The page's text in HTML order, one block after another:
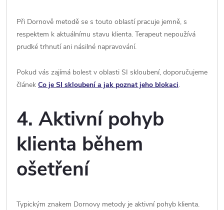
Při Dornově metodě se s touto oblastí pracuje jemně, s
respektem k aktuálnímu stavu klienta. Terapeut nepoužívá
prudké trhnutí ani násilné napravování.
Pokud vás zajímá bolest v oblasti SI skloubení, doporučujeme
článek Co je SI skloubení a jak poznat jeho blokaci.
4. Aktivní pohyb
klienta během
ošetření
Typickým znakem Dornovy metody je aktivní pohyb klienta.